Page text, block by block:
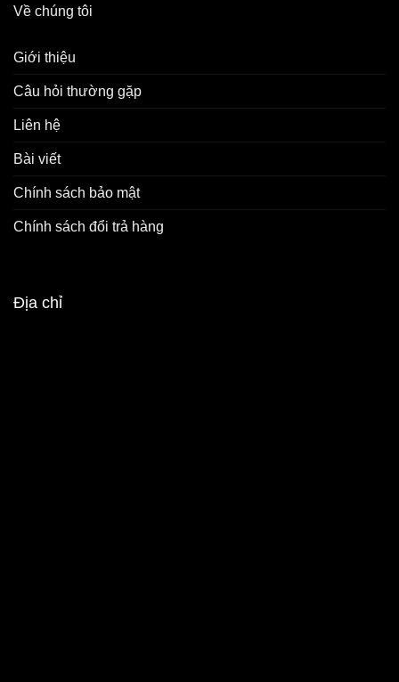
Về chúng tôi
Giới thiệu
Câu hỏi thường gặp
Liên hệ
Bài viết
Chính sách bảo mật
Chính sách đổi trả hàng
Địa chỉ